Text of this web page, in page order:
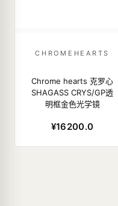
CHROMEHEARTS
Chrome hearts 克罗心
SHAGASS CRYS/GP透
明框金色光学镜
¥16200.0